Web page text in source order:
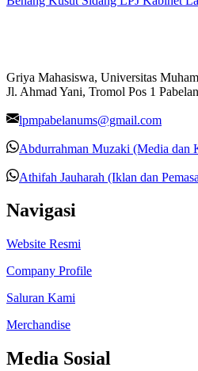
Griya Mahasiswa, Universitas
Jl. Ahmad Yani, Tromol Pos 1
lpmpabelanums@gmail.com
Abdurrahman Muzaki (Media dan
Athifah Jauharah (Iklan dan
Navigasi
Website Resmi
Company Profile
Saluran Kami
Merchandise
Media Sosial